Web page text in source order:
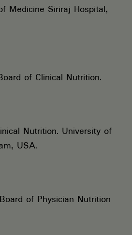
Medicine Siriraj Hospital,
of Clinical Nutrition.
Nutrition. University of
USA.
of Physician Nutrition